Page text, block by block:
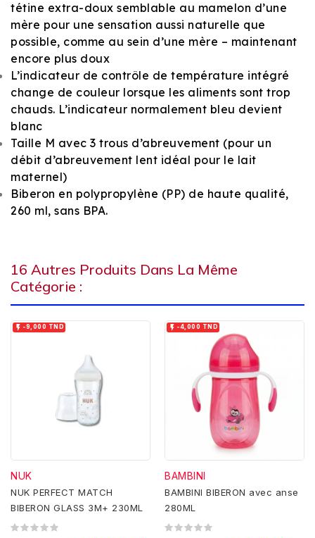
tétine extra-doux semblable au mamelon d’une
mère pour une sensation aussi naturelle que
possible, comme au sein d’une mère – maintenant
encore plus doux
L’indicateur de contrôle de température intégré
change de couleur lorsque les aliments sont trop
chauds. L’indicateur normalement bleu devient
blanc
Taille M avec 3 trous d’abreuvement (pour un
débit d’abreuvement lent idéal pour le lait
maternel)
Biberon en polypropylène (PP) de haute qualité,
260 ml, sans BPA.
16 Autres Produits Dans La Même
Catégorie :
 -9,000 TND
NUK
NUK PERFECT MATCH
BIBERON GLASS 3M+ 230ML
 -4,000 TND
BAMBINI
BAMBINI BIBERON avec anse
280ML